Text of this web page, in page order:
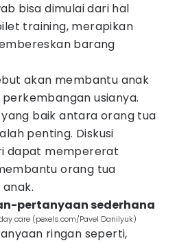
bisa dimulai dari hal
training, merapikan
barang
akan membantu anak
usianya.
yang baik antara orang tua
penting. Diskusi
dapat mempererat
orang tua
pertanyaan sederhana
care (pexels.com/Pavel Danilyuk)
ringan seperti,